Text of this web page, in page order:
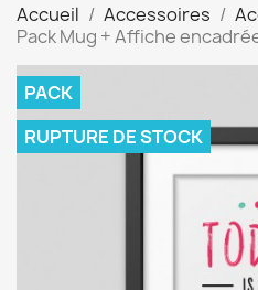
Accueil Accessoires
Pack Mug + Affiche
PACK
RUPTURE DE STOCK